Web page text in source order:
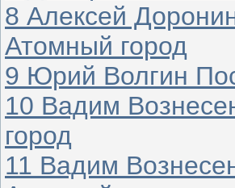
8 Алексей
Атомный город
9 Юрий Волгин
10 Вадим
город
11 Вадим